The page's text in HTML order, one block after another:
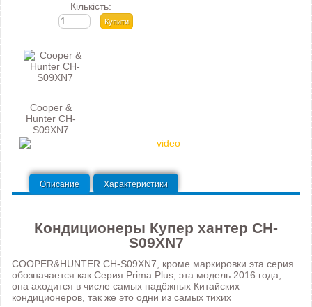
Кількість:
Cooper &
Hunter СH-
S09XN7
Описание Характеристики
Кондиционеры Купер хантер CH-
S09XN7
COOPER&HUNTER CH-S09XN7, кроме маркировки эта серия
обозначается как Серия Prima Plus, эта модель 2016 года,
она аходится в числе самых надёжных Китайских
кондиционеров, так же это одни из самых тихих